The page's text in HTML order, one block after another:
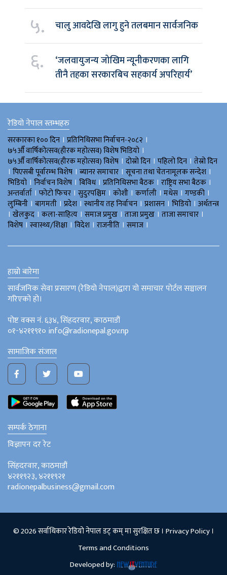
५. चालु आवदेखि लागु हुने तलबमान सार्वजनिक
६.
‘जलवायुजन्य जोखिम न्यूनीकरणका लागि
तीनै तहका सरकारबिच सहकार्य अपरिहार्य’
रेडियो नेपाल स्तम्भहरु
सरकारका १०० दिन । प्रतिनिधिसभा निर्वाचन-२०८२ ।
७५औँ वार्षिकोत्सव(हीरक महोत्सव) विशेष भिडियाे ।
७५औँ वार्षिकोत्सव(हीरक महोत्सव) विशेष । दोस्रो दिन । पहिलो दिन । तेस्रो दिन
। पिएसबी पूर्वारम्भ विशेष । ब्यानर समाचार । सूचना तथा चेतनामूलक सन्देश ।
भिडियाे । निर्वाचन विशेष । बिविध। प्रतिनिधिसभा बैठक । राष्ट्रिय सभा बैठक ।
अन्तर्वार्ता । फोटो फिचर । सुदुरपश्चिम । काेशी । कर्णाली । मधेस । गण्डकी ।
लुम्बिनी । बागमती । प्रदेश । स्थानीय तह निर्वाचन । प्रशासन । भिडियो । अर्थतन्त्र
। खेलकुद । कला-साहित्य । समाज प्रमुख । ताजा प्रमुख । ताजा समाचार ।
विशेष । स्वास्थ्य/शिक्षा । विदेश । राजनीति । समाज ।
हाम्रो बारेमा
सार्वजनिक सेवा प्रसारण (रेडियो नेपाल)द्वारा यो समाचार पोर्टल सञ्चालन
गरिएको हो।
पोष्ट वक्स नं. ६३४, सिंहदरवार, काठमाडौं
०१-४२११९१० info@radionepal.gov.np
सामाजिक संजाल
सम्पर्क ठेगाना
विज्ञापन दर रेट
सिंहदरवार, काठमाडौं
४२११९२३, ४२११९२१
radionepalbusiness@gmail.com
© 2026 सर्वाधिकार रेडियो नेपाल डट् कम् मा सुरक्षित छ । Privacy Policy।
Terms and Conditions
Developed by: